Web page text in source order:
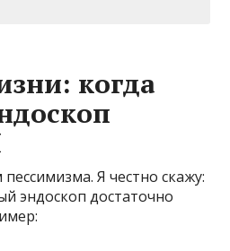
когда
Я честно скажу:
эндоскоп достаточно